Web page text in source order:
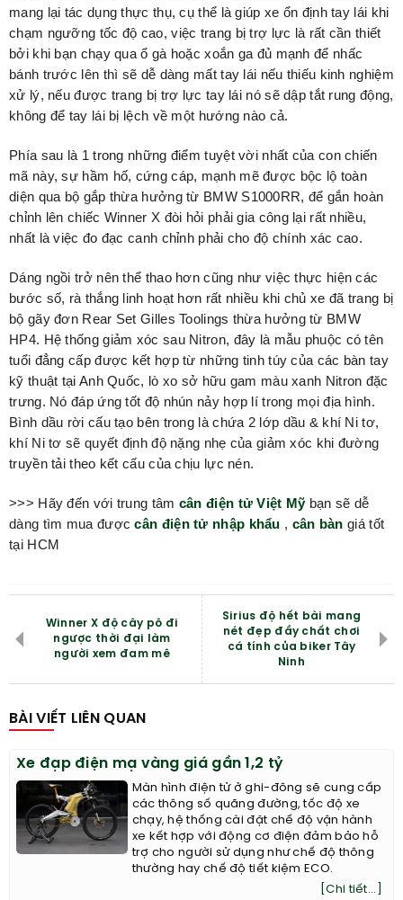
mang lại tác dụng thực thụ, cụ thể là giúp xe ổn định tay lái khi
chạm ngưỡng tốc độ cao, việc trang bị trợ lực là rất cần thiết
bởi khi bạn chạy qua ổ gà hoặc xoắn ga đủ mạnh để nhấc
bánh trước lên thì sẽ dễ dàng mất tay lái nếu thiếu kinh nghiệm
xử lý, nếu được trang bị trợ lực tay lái nó sẽ dập tắt rung động,
không để tay lái bị lệch về một hướng nào cả.
Phía sau là 1 trong những điểm tuyệt vời nhất của con chiến
mã này, sự hầm hố, cứng cáp, mạnh mẽ được bộc lộ toàn
diện qua bộ gắp thừa hưởng từ BMW S1000RR, để gắn hoàn
chỉnh lên chiếc Winner X đòi hỏi phải gia công lại rất nhiều,
nhất là việc đo đạc canh chỉnh phải cho độ chính xác cao.
Dáng ngồi trở nên thể thao hơn cũng như việc thực hiện các
bước số, rà thắng linh hoạt hơn rất nhiều khi chủ xe đã trang bị
bộ gãy đơn Rear Set Gilles Toolings thừa hưởng từ BMW
HP4. Hệ thống giảm xóc sau Nitron, đây là mẫu phuộc có tên
tuổi đẳng cấp được kết hợp từ những tinh túy của các bàn tay
kỹ thuật tại Anh Quốc, lò xo sở hữu gam màu xanh Nitron đặc
trưng. Nó đáp ứng tốt độ nhún nảy hợp lí trong mọi địa hình.
Bình dầu rời cấu tạo bên trong là chứa 2 lớp dầu & khí Ni tơ,
khí Ni tơ sẽ quyết định độ nặng nhẹ của giảm xóc khi đường
truyền tải theo kết cấu của chịu lực nén.
>>> Hãy đến với trung tâm cân điện tử Việt Mỹbạn sẽ dễ
dàng tìm mua đượccân điện tử nhập khẩu , cân bàn giá tốt
tại HCM
Winner X độ cây pô đi
ngược thời đại làm
người xem đam mê
Sirius độ hết bài mang
nét đẹp đầy chất chơi
cá tính của biker Tây
Ninh
BÀI VIẾT LIÊN QUAN
Xe đạp điện mạ vàng giá gần 1,2 tỷ
Màn hình điện tử ở ghi-đông sẽ cung cấp
các thông số quãng đường, tốc độ xe
chạy, hệ thống cài đặt chế độ vận hành
xe kết hợp với động cơ điện đảm bảo hỗ
trợ cho người sử dụng như chế độ thông
thường hay chế độ tiết kiệm ECO.
[Chi tiết...]